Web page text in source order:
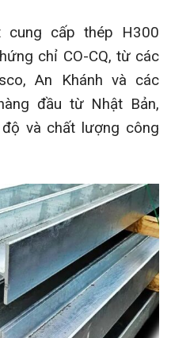
cung cấp thép H300
chỉ CO-CQ, từ các
An Khánh và các
đầu từ Nhật Bản,
và chất lượng công